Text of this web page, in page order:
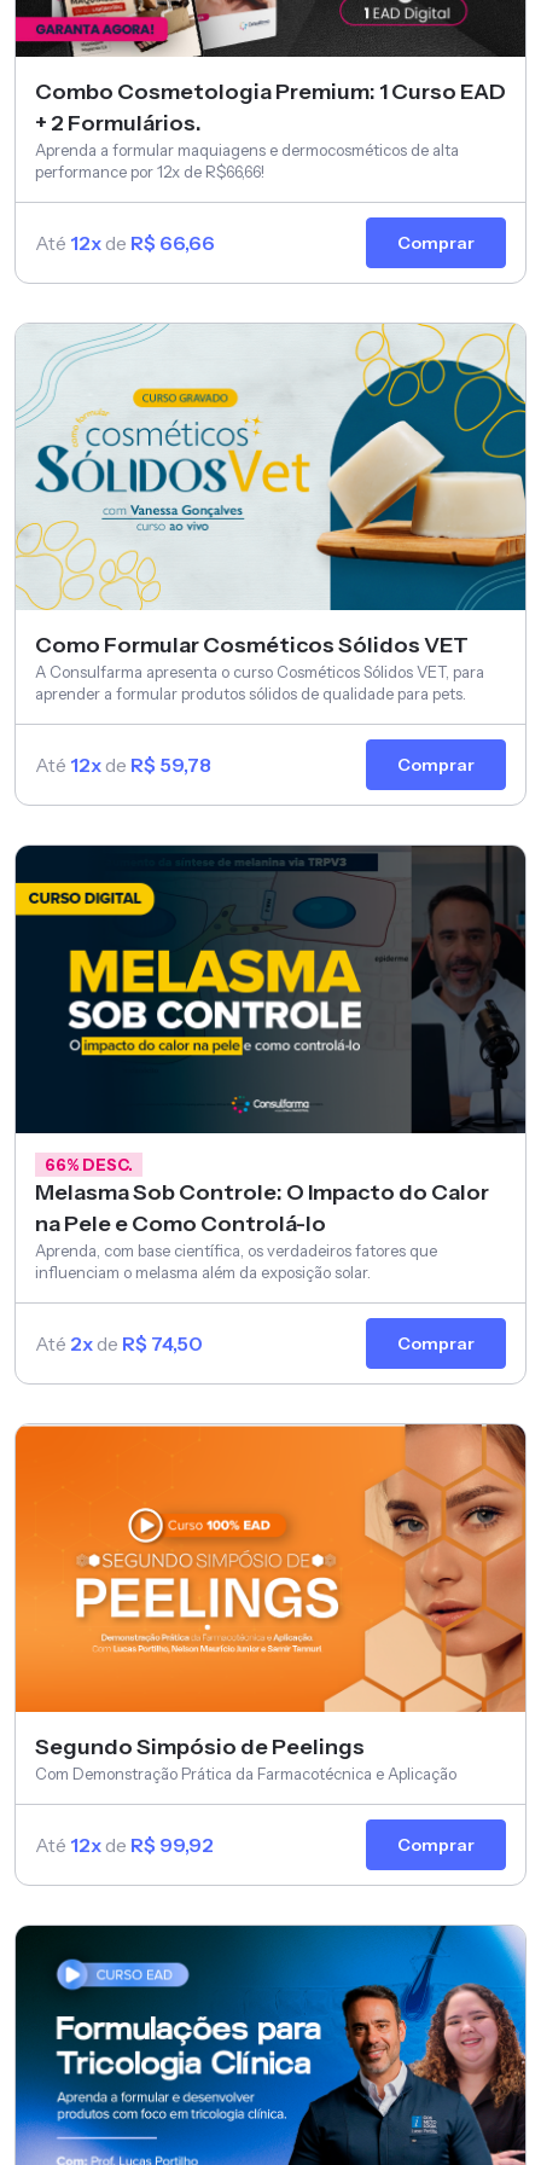
Combo Cosmetologia Premium: 1 Curso EAD
+ 2 Formulários.
Aprenda a formular maquiagens e dermocosméticos de alta
performance por 12x de R$66,66!
Até 12x de R$ 66,66 Comprar
Como Formular Cosméticos Sólidos VET
A Consulfarma apresenta o curso Cosméticos Sólidos VET, para
aprender a formular produtos sólidos de qualidade para pets.
Até 12x de R$ 59,78 Comprar
66% DESC.
Melasma Sob Controle: O Impacto do Calor
na Pele e Como Controlá-lo
Aprenda, com base científica, os verdadeiros fatores que
influenciam o melasma além da exposição solar.
Até 2x de R$ 74,50 Comprar
Segundo Simpósio de Peelings
Com Demonstração Prática da Farmacotécnica e Aplicação
Até 12x de R$ 99,92 Comprar